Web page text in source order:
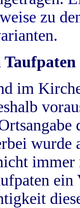
zu
Taufpaten
im
wurde